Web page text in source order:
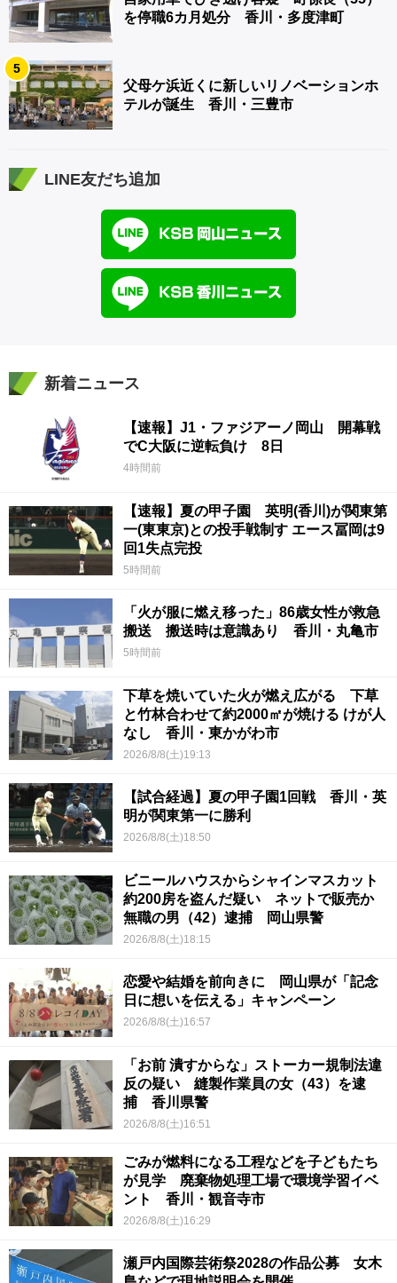
を停職6カ月処分 香川・多度津町
5
父母ケ浜近くに新しいリノベーションホ
テルが誕生 香川・三豊市
LINE友だち追加
新着ニュース
【速報】J1・ファジアーノ岡山 開幕戦
でC大阪に逆転負け 8日
4時間前
【速報】夏の甲子園 英明(香川)が関東第
一(東東京)との投手戦制す エース冨岡は9
回1失点完投
5時間前
「火が服に燃え移った」86歳女性が救急
搬送 搬送時は意識あり 香川・丸亀市
5時間前
下草を焼いていた火が燃え広がる 下草
と竹林合わせて約2000㎡が焼ける けが人
なし 香川・東かがわ市
2026/8/8(土)19:13
【試合経過】夏の甲子園1回戦 香川・英
明が関東第一に勝利
2026/8/8(土)18:50
ビニールハウスからシャインマスカット
約200房を盗んだ疑い ネットで販売か
無職の男（42）逮捕 岡山県警
2026/8/8(土)18:15
恋愛や結婚を前向きに 岡山県が「記念
日に想いを伝える」キャンペーン
2026/8/8(土)16:57
「お前 潰すからな」ストーカー規制法違
反の疑い 縫製作業員の女（43）を逮
捕 香川県警
2026/8/8(土)16:51
ごみが燃料になる工程などを子どもたち
が見学 廃棄物処理工場で環境学習イベ
ント 香川・観音寺市
2026/8/8(土)16:29
瀬戸内国際芸術祭2028の作品公募 女木